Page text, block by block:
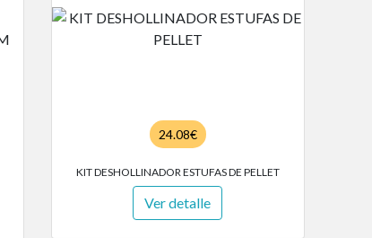
24.08€
KIT DESHOLLINADOR ESTUFAS DE PELLET
Ver detalle